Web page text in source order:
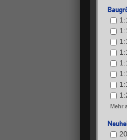
Mehr